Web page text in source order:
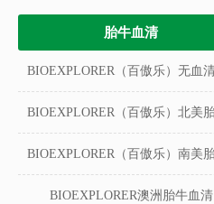
胎牛血清
BIOEXPLORER澳洲胎牛血清